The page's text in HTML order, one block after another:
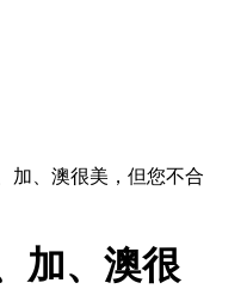
加、澳很美，但您不合
加、澳很